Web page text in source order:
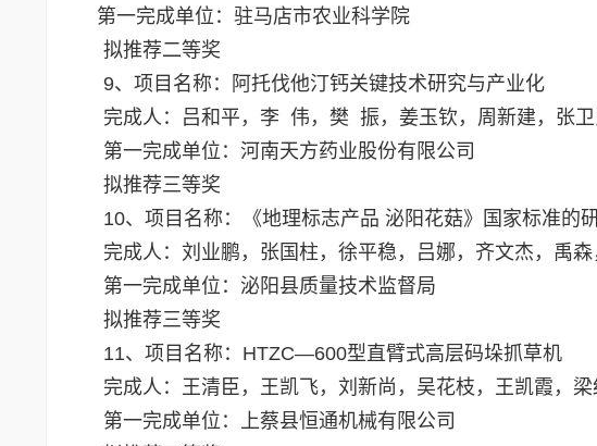
第一完成单位：驻马店市农业科学院
拟推荐二等奖
9、项目名称：阿托伐他汀钙关键技术研究与产业化
完成人：吕和平，李 伟，樊 振，姜玉钦，周新建，张
第一完成单位：河南天方药业股份有限公司
拟推荐三等奖
10、项目名称：《地理标志产品 泌阳花菇》国家标准的
完成人：刘业鹏，张国柱，徐平稳，吕娜，齐文杰，禹
第一完成单位：泌阳县质量技术监督局
拟推荐三等奖
11、项目名称：HTZC—600型直臂式高层码垛抓草机
完成人：王清臣，王凯飞，刘新尚，吴花枝，王凯霞，
第一完成单位：上蔡县恒通机械有限公司